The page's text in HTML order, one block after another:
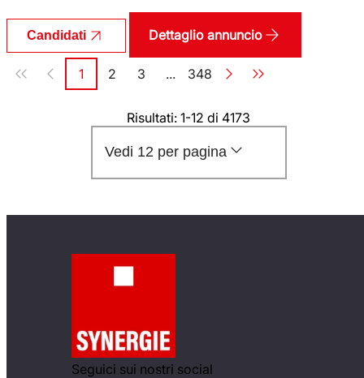
Candidati Dettaglio annuncio
Paginazione
Pagina
1 Pagina
2 Pagina
3 ... Pagina
348
Risultati: 1-12 di 4173
Vedi 12 per pagina
Seguici sui nostri social